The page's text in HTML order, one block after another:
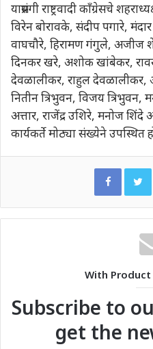
याप्रसंगी राष्ट्रवादी कॉंग्रेसचे
विरेन बोरावके, संदीप पगारे,
वाघचौरे, हिरामण गंगुले, अजीज
दिनकर खरे, अशोक खांबेकर,
देवळालीकर, राहुल देवळालीकर,
नितीन त्रिभुवन, विजय त्रिभुवन,
अत्तार, राजेंद्र उशिरे, मनोज शिंदे
कार्यकर्ते मोठ्या संख्येने उपस्थित
With Product
Subscribe to
get the